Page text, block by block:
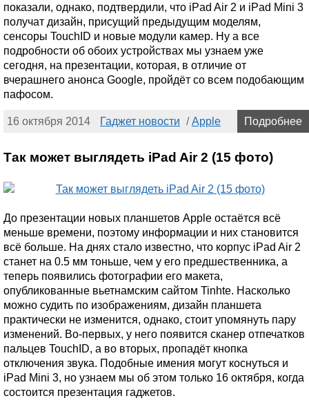
показали, однако, подтвердили, что iPad Air 2 и iPad Mini 3
получат дизайн, присущий предыдущим моделям,
сенсоры TouchID и новые модули камер. Ну а все
подробности об обоих устройствах мы узнаем уже
сегодня, на презентации, которая, в отличие от
вчерашнего анонса Google, пройдёт со всем подобающим
пафосом.
16 октября 2014 Гаджет новости /Apple Подробнее
Так может выглядеть iPad Air 2 (15 фото)
До презентации новых планшетов Apple остаётся всё
меньше времени, поэтому информации и них становится
всё больше. На днях стало известно, что корпус iPad Air 2
станет на 0.5 мм тоньше, чем у его предшественника, а
теперь появились фотографии его макета,
опубликованные вьетнамским сайтом Tinhte. Насколько
можно судить по изображениям, дизайн планшета
практически не изменится, однако, стоит упомянуть пару
изменений. Во-первых, у него появится сканер отпечатков
пальцев TouchID, а во вторых, пропадёт кнопка
отключения звука. Подобные имения могут коснуться и
iPad Mini 3, но узнаем мы об этом только 16 октября, когда
состоится презентация гаджетов.